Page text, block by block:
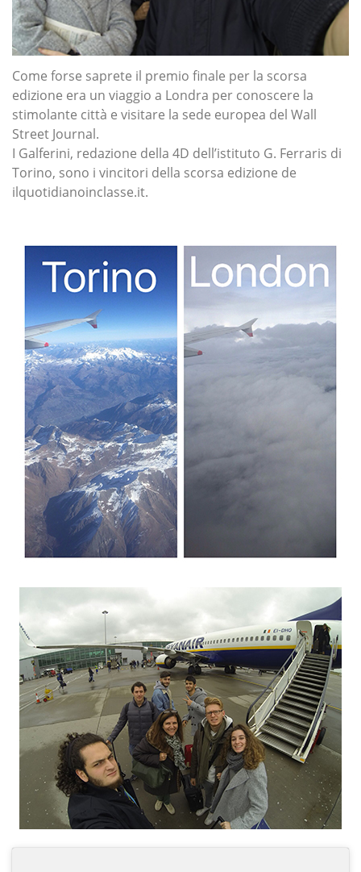
Come forse saprete il premio finale per la scorsa
edizione era un viaggio a Londra per conoscere la
stimolante città e visitare la sede europea del Wall
Street Journal.
I Galferini, redazione della 4D dell’istituto G. Ferraris di
Torino, sono i vincitori della scorsa edizione de
ilquotidianoinclasse.it.